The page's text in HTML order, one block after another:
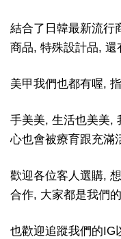
結合了日韓最新流行
商品, 特殊設計品, 還
美甲我們也都有喔,
手美美, 生活也美美,
心也會被療育跟充滿
歡迎各位客人選購,
合作, 大家都是我們
也歡迎追蹤我們的IG